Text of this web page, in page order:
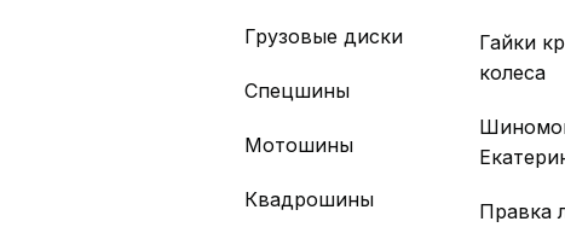
Грузовые диски
Спецшины
Мотошины
Квадрошины
Гайки
колеса
Правка